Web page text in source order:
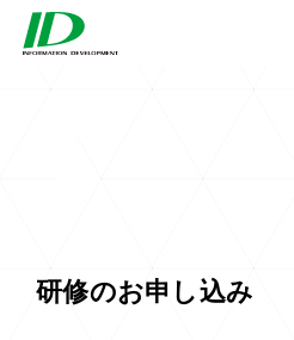
研修のお申し込み